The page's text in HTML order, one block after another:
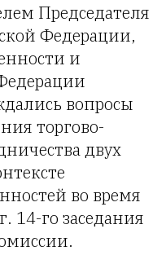
Председателя
Федерации,
и
вопросы
торгово-
двух
во время
14-го заседания